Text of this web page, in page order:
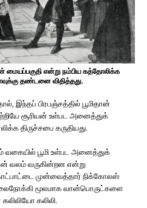
மையப்பகுதி என்று நம்பிய கத்தோலிக்க
தண்டனை விதித்தது.
இந்தப் பிரபஞ்சத்தில் பூமிதான்
சூரியன் உள்பட அனைத்துக்
திருச்சபை கருதியது.
பூமி உள்பட அனைத்துக்
வலம் வருகின்றன என்று
முன்வைத்தார் நிக்கோலஸ்
மூலமாக வான்பொருட்களை
கலிலி.